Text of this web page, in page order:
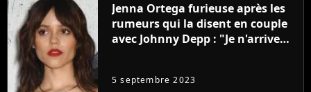
Jenna Ortega furieuse après les
rumeurs qui la disent en couple
avec Johnny Depp : "Je n'arrive
5 septembre 2023